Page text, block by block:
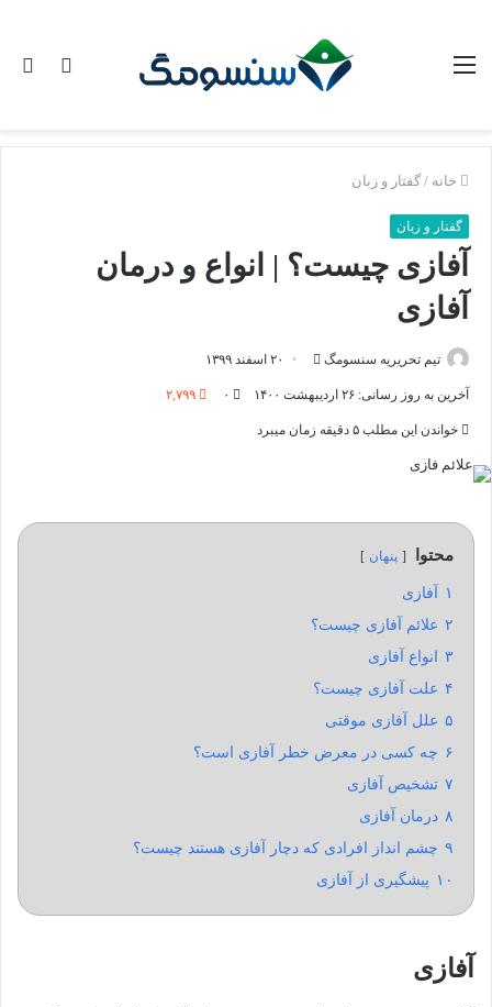
تغییر
منو
خانه / گفتار و زبان
گفتار و زبان
آفازی چیست؟ | انواع و درمان
آفازی
تیم تحریریه سنسومگ
ارسال۲۰ اسفند ۱۳۹۹
آخرین به روز رسانی: ۲۶ اردیبهشت ۱۴۰۰ ۰ ۲,۷۹۹
خواندن این مطلب ۵ دقیقه زمان میبرد
محتوا پنهان
۱
آفازی
۲ علائم آفازی چیست؟
۳
انواع آفازی
۴ علت آفازی چیست؟
۵ علل آفازی موقتی
۶ چه کسی در معرض خطر آفازی است؟
۷ تشخیص آفازی
۸ درمان آفازی
۹ چشم انداز افرادی که دچار آفازی هستند چیست؟
۱۰ پیشگیری از آفازی
آفازی